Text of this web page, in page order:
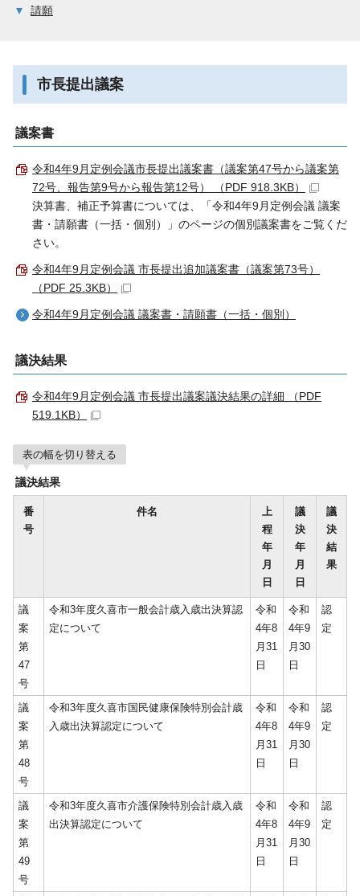
請願
市長提出議案
議案書
令和4年9月定例会議市長提出議案書（議案第47号から議案第
72号、報告第9号から報告第12号） （PDF 918.3KB）
決算書、補正予算書については、「令和4年9月定例会議 議案
書・請願書（一括・個別）」のページの個別議案書をご覧くだ
さい。
令和4年9月定例会議 市長提出追加議案書（議案第73号）
（PDF 25.3KB）
令和4年9月定例会議 議案書・請願書（一括・個別）
議決結果
令和4年9月定例会議 市長提出議案議決結果の詳細 （PDF
519.1KB）
表の幅を切り替える
議決結果
番
号
件名
上
程
年
月
日
議
決
年
月
日
議
決
結
果
議
案
第
47
号
令和3年度久喜市一般会計歳入歳出決算認
定について
令和
4年8
月31
日
令和
4年9
月30
日
認
定
議
案
第
48
号
令和3年度久喜市国民健康保険特別会計歳
入歳出決算認定について
令和
4年8
月31
日
令和
4年9
月30
日
認
定
議
案
第
49
号
令和3年度久喜市介護保険特別会計歳入歳
出決算認定について
令和
4年8
月31
日
令和
4年9
月30
日
認
定